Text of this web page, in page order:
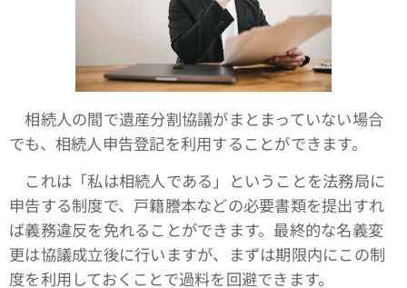
相続人の間で遺産分割協議がまとまっていない場合
でも、相続人申告登記を利用することができます。
これは「私は相続人である」ということを法務局に
申告する制度で、戸籍謄本などの必要書類を提出すれ
ば義務違反を免れることができます。最終的な名義変
更は協議成立後に行いますが、まずは期限内にこの制
度を利用しておくことで過料を回避できます。